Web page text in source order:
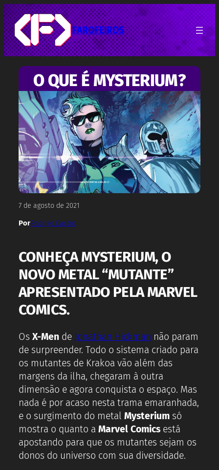
Pular
para
o
conteúdo
FAROFEIROS
O QUE É MYSTERIUM?
7 de agosto de 2021
PorRodrigo Castro
CONHEÇA MYSTERIUM, O
NOVO METAL “MUTANTE”
APRESENTADO PELA MARVEL
COMICS.
Os X-Mende Jonathan Hickman não param
de surpreender. Todo o sistema criado para
os mutantes de Krakoa vão além das
margens da ilha, chegaram à outra
dimensão e agora conquista o espaço. Mas
nada é por acaso nesta trama emaranhada,
e o surgimento do metal Mysterium só
mostra o quanto a Marvel Comicsestá
apostando para que os mutantes sejam os
donos do universo com sua diversidade.